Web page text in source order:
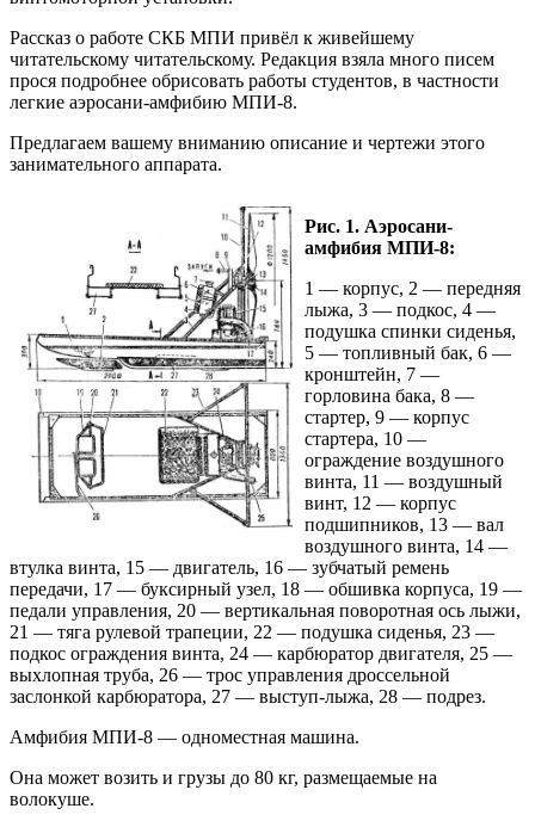
Рассказ о работе СКБ МПИ привёл к живейшему
читательскому читательскому. Редакция взяла много писем
прося подробнее обрисовать работы студентов, в частности
легкие аэросани-амфибию МПИ-8.
Предлагаем вашему вниманию описание и чертежи этого
занимательного аппарата.
Рис. 1. Аэросани-
амфибия МПИ-8:
1 — корпус, 2 — передняя
лыжа, 3 — подкос, 4 —
подушка спинки сиденья,
5 — топливный бак, 6 —
кронштейн, 7 —
горловина бака, 8 —
стартер, 9 — корпус
стартера, 10 —
ограждение воздушного
винта, 11 — воздушный
винт, 12 — корпус
подшипников, 13 — вал
воздушного винта, 14 —
втулка винта, 15 — двигатель, 16 — зубчатый ремень
передачи, 17 — буксирный узел, 18 — обшивка корпуса, 19 —
педали управления, 20 — вертикальная поворотная ось лыжи,
21 — тяга рулевой трапеции, 22 — подушка сиденья, 23 —
подкос ограждения винта, 24 — карбюратор двигателя, 25 —
выхлопная труба, 26 — трос управления дроссельной
заслонкой карбюратора, 27 — выступ-лыжа, 28 — подрез.
Амфибия МПИ-8 — одноместная машина.
Она может возить и грузы до 80 кг, размещаемые на
волокуше.